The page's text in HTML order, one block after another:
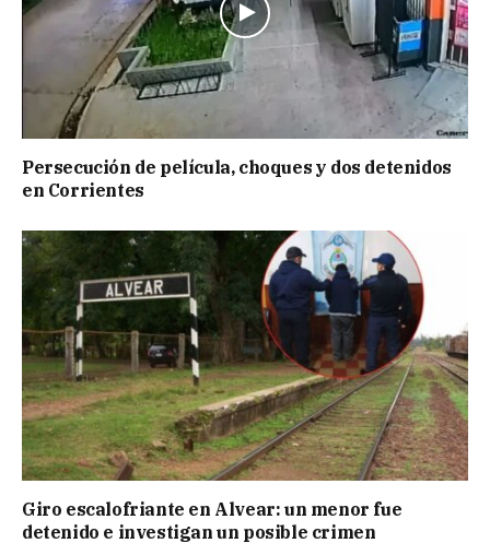
Persecución de película, choques y dos detenidos
en Corrientes
Giro escalofriante en Alvear: un menor fue
detenido e investigan un posible crimen